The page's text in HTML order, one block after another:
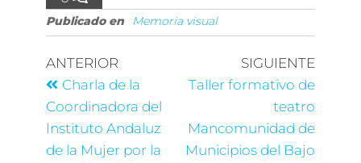
Publicado en Memoria visual
ANTERIOR
Charla de la
Coordinadora del
Instituto Andaluz
de la Mujer por la
SIGUIENTE
Taller formativo de
teatro
Mancomunidad de
Municipios del Bajo